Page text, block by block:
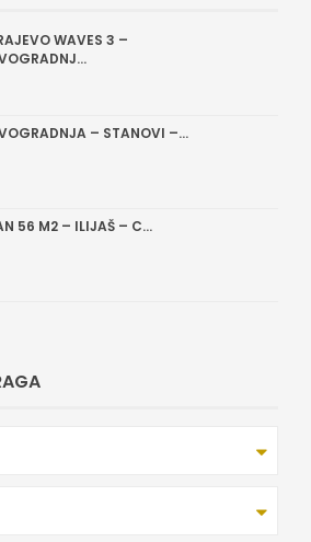
WAVES 3 –
– STANOVI –...
56 M2 – ILIJAŠ – C...